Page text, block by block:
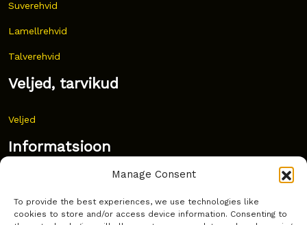
Manage Consent
To provide the best experiences, we use technologies like
cookies to store and/or access device information. Consenting to
Suverehvid
Lamellrehvid
Talverehvid
Veljed, tarvikud
Veljed
Informatsioon
Korduma kippuvad küsimused